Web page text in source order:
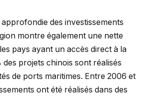
des investissements
montre également une nette
pays ayant un accès direct à la
des projets chinois sont réalisés
de ports maritimes. Entre 2006 et
ont été réalisés dans des